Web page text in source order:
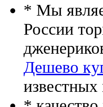
* Мы
России
Дешево
известных